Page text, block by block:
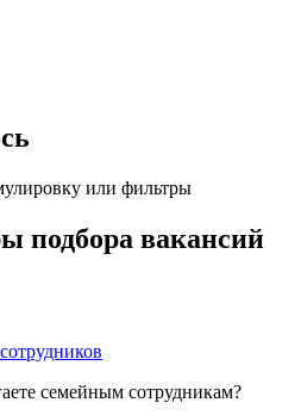
или фильтры
подбора вакансий
семейным сотрудникам?